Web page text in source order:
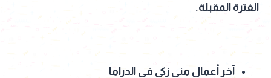
الفترة المقبلة.
آخر أعمال مني زكي في الدراما